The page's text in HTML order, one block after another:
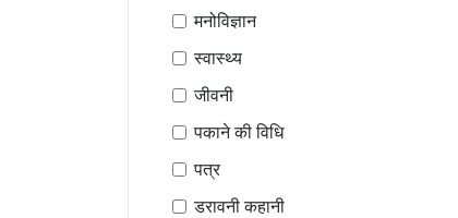
मनोविज्ञान
स्वास्थ्य
जीवनी
पकाने की विधि
पत्र
डरावनी कहानी